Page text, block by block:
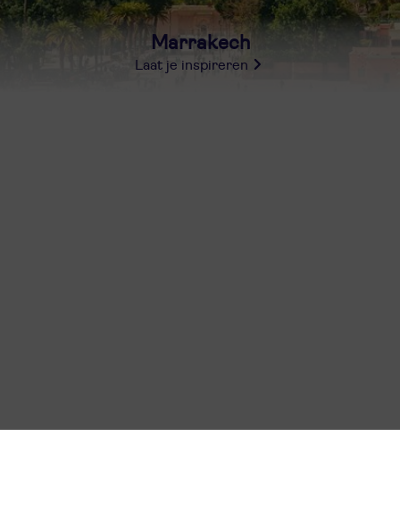
Marrakech
Laat je inspireren